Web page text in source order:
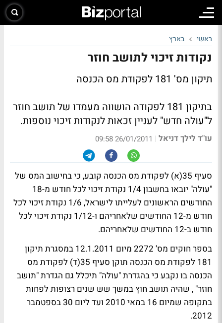
ראשי בארץ
נקודות זיכוי לתושב חוזר
תיקון מס' 181 לפקודת מס הכנסה
בתיקון 181 לפקודה הושווה מעמדו של תושב חוזר
ל"עולה חדש" לעניין זכאות לנקודות זיכוי נוספות.
עו"ד לילך דניאל |
26/01/2011 09:58
סעיף 35(א) לפקודת מס הכנסה קובע, כי בחישוב המס של
"עולה" יובאו בחשבון 1/4 נקודת זיכוי לכל חודש מ-18
החודשים הראשונים לעלייתו לישראל, 1/6 נקודת זיכוי לכל
חודש מ-12 החודשים שלאחריהם ו-1/12 נקודת זיכוי לכל
חודש ב-12 החודשים שלאחריהם.
בספר חוקים מס' 2272 מיום 12.1.2011 במסגרת תיקון
181 לפקודת מס הכנסה תוקן סעיף 35(ד) לפקודת מס
הכנסה בו נקבע כי בהגדרת "עולה" תיכלל גם הגדרת "תושב
חוזר" , שהיה תושב חוץ במשך שש שנים רצופות לפחות
בתקופה שמיום 16 במאי 2010 ועד ליום 30 בספטמבר
2012.